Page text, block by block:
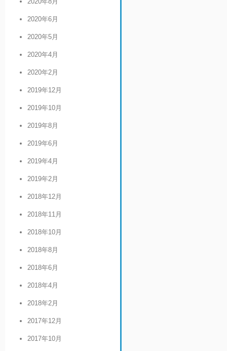
2020年6月
2020年5月
2020年4月
2020年2月
2019年12月
2019年10月
2019年8月
2019年6月
2019年4月
2019年2月
2018年12月
2018年11月
2018年10月
2018年8月
2018年6月
2018年4月
2018年2月
2017年12月
2017年10月